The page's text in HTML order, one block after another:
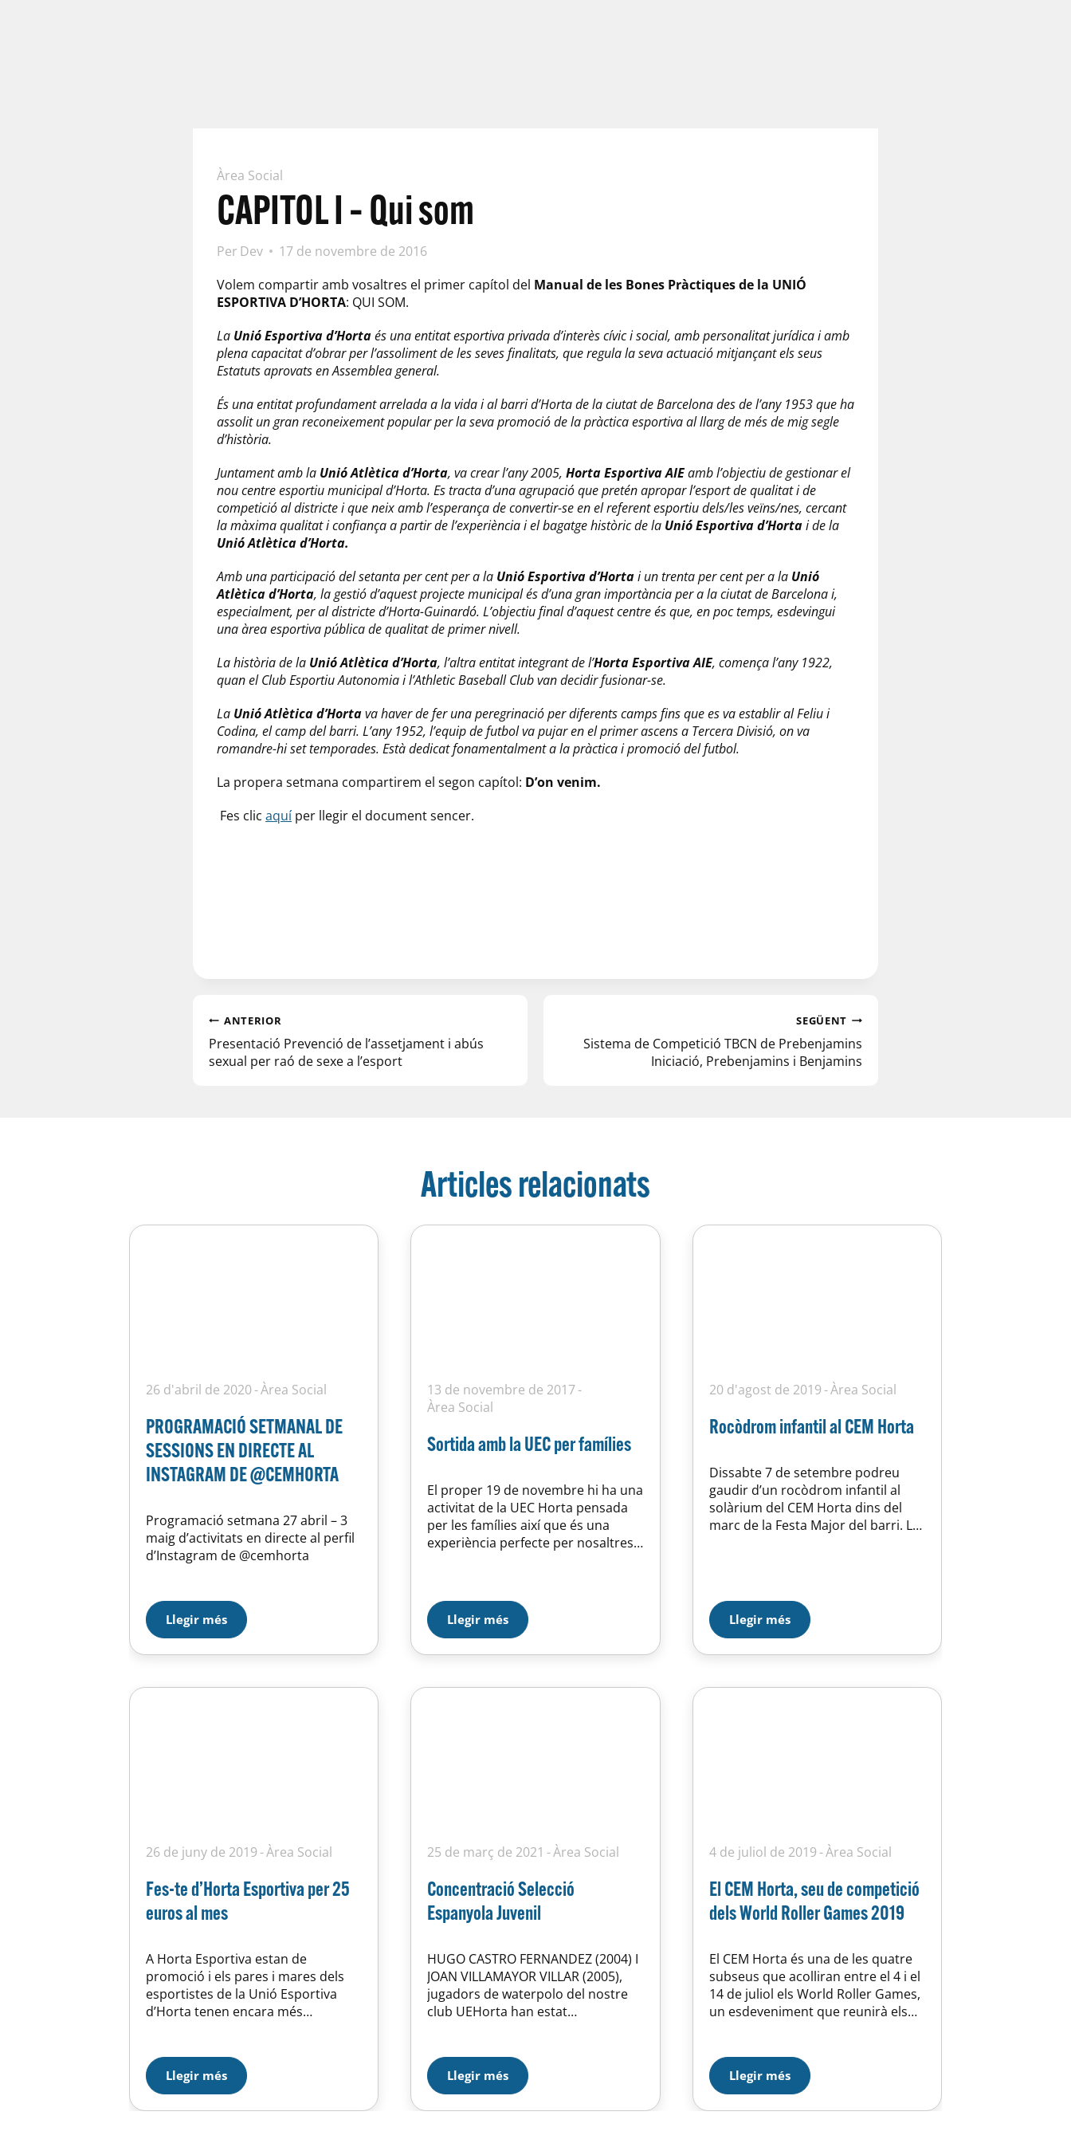
Àrea Social
CAPITOL I – Qui som
Per Dev
17 de novembre de 2016
Volem compartir amb vosaltres el primer capítol del Manual de les Bones Pràctiques de la UNIÓ
ESPORTIVA D’HORTA: QUI SOM.
La Unió Esportiva d’Hortaés una entitat esportiva privada d’interès cívic i social, amb personalitat jurídica i amb
plena capacitat d’obrar per l’assoliment de les seves finalitats, que regula la seva actuació mitjançant els seus
Estatuts aprovats en Assemblea general.
És una entitat profundament arrelada a la vida i al barri d’Horta de la ciutat de Barcelona des de l’any 1953 que ha
assolit un gran reconeixement popular per la seva promoció de la pràctica esportiva al llarg de més de mig segle
d’història.
Juntament amb la Unió Atlètica d’Horta, va crear l’any 2005, Horta Esportiva AIEamb l’objectiu de gestionar el
nou centre esportiu municipal d’Horta. Es tracta d’una agrupació que pretén apropar l’esport de qualitat i de
competició al districte i que neix amb l’esperança de convertir-se en el referent esportiu dels/les veïns/nes, cercant
la màxima qualitat i confiança a partir de l’experiència i el bagatge històric de la Unió Esportiva d’Hortai de la
Unió Atlètica d’Horta.
Amb una participació del setanta per cent per a la Unió Esportiva d’Hortai un trenta per cent per a la Unió
Atlètica d’Horta, la gestió d’aquest projecte municipal és d’una gran importància per a la ciutat de Barcelona i,
especialment, per al districte d’Horta-Guinardó. L’objectiu final d’aquest centre és que, en poc temps, esdevingui
una àrea esportiva pública de qualitat de primer nivell.
La història de la Unió Atlètica d’Horta, l’altra entitat integrant de l’Horta Esportiva AIE, comença l’any 1922,
quan el Club Esportiu Autonomia i l’Athletic Baseball Club van decidir fusionar-se.
La Unió Atlètica d’Hortava haver de fer una peregrinació per diferents camps fins que es va establir al Feliu i
Codina, el camp del barri. L’any 1952, l’equip de futbol va pujar en el primer ascens a Tercera Divisió, on va
romandre-hi set temporades. Està dedicat fonamentalment a la pràctica i promoció del futbol.
La propera setmana compartirem el segon capítol: D’on venim.
Fes clic aquíper llegir el document sencer.
ANTERIOR
Presentació Prevenció de l’assetjament i abús
sexual per raó de sexe a l’esport
SEGÜENT
Sistema de Competició TBCN de Prebenjamins
Iniciació, Prebenjamins i Benjamins
Articles relacionats
26 d'abril de 2020 Àrea Social
PROGRAMACIÓ SETMANAL DE
SESSIONS EN DIRECTE AL
INSTAGRAM DE @CEMHORTA
Programació setmana 27 abril – 3
maig d’activitats en directe al perfil
d’Instagram de @cemhorta
Llegir més
13 de novembre de 2017
Àrea Social
Sortida amb la UEC per famílies
El proper 19 de novembre hi ha una
activitat de la UEC Horta pensada
per les famílies així que és una
experiència perfecte per nosaltres.
de desnivell. La sortida és des de la
Plaça Santes Creus el dissabte…
Llegir més
20 d'agost de 2019 Àrea Social
Rocòdrom infantil al CEM Horta
Dissabte 7 de setembre podreu
gaudir d’un rocòdrom infantil al
solàrium del CEM Horta dins del
marc de la Festa Major del barri. La
d’Horta i la Unió Excursionista de
Catalunya – Horta. …
Llegir més
26 de juny de 2019 Àrea Social
Fes-te d’Horta Esportiva per 25
euros al mes
A Horta Esportiva estan de
promoció i els pares i mares dels
esportistes de la Unió Esportiva
d’Horta tenen encara més
euros els 3 mesos de l’estiu però
els familiars de primer grau de
consanguinitat dels nostres
esportistes, poden sumar-se a la
Llegir més
25 de març de 2021 Àrea Social
Concentració Selecció
Espanyola Juvenil
HUGO CASTRO FERNANDEZ (2004) I
JOAN VILLAMAYOR VILLAR (2005),
jugadors de waterpolo del nostre
club UEHorta han estat
del 28 de març al 3 d’abril a Sierra
Nevada (Granada). Enhorabona!
Llegir més
4 de juliol de 2019 Àrea Social
El CEM Horta, seu de competició
dels World Roller Games 2019
El CEM Horta és una de les quatre
subseus que acolliran entre el 4 i el
14 de juliol els World Roller Games,
un esdeveniment que reunirà els
Internacional de Patinatge: Alpí en
línia, Artístic, Descens en línia i
longboard, Freestyle en línia,
Hoquei línia, Hoquei…
Llegir més